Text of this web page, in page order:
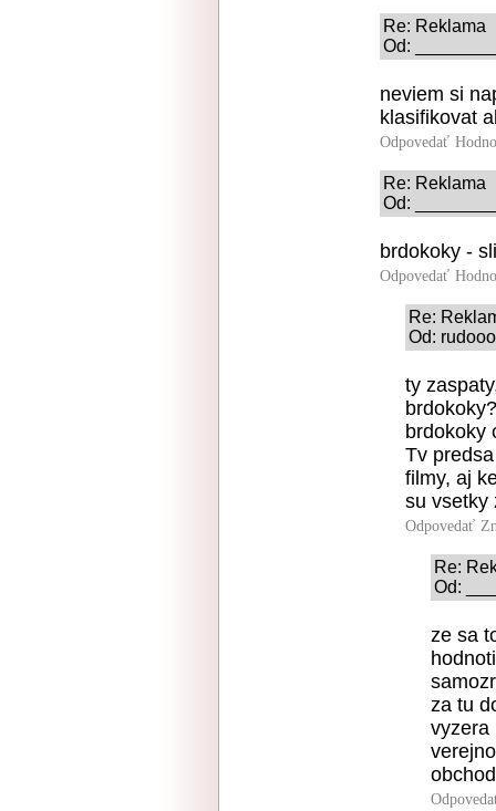
Re: Reklama
Od:
neviem si
klasifikovat
Odpovedať
Re: Reklama
Od:
brdokoky -
Odpovedať
Re:
Od:
ty
brdokoky
Tv
filmy, aj
su vsetky
Odpovedať
Re:
Od:
ze sa
za tu
vyzera